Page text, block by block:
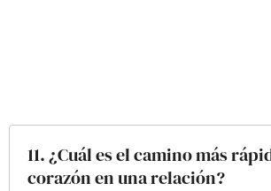
11. ¿Cuál es el camino más
corazón en una relación?